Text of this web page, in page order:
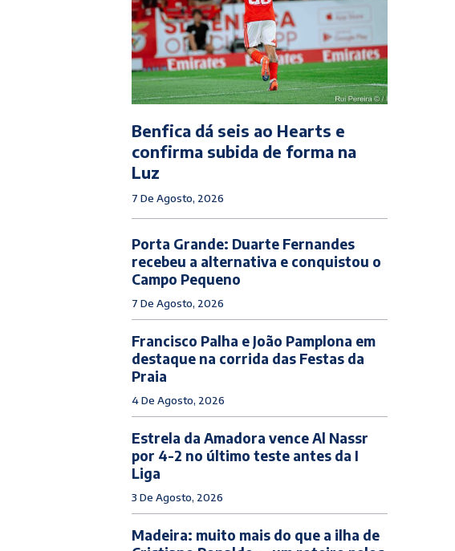
Benfica dá seis ao Hearts e
confirma subida de forma na
Luz
7 De Agosto, 2026
Porta Grande: Duarte Fernandes
recebeu a alternativa e conquistou o
Campo Pequeno
7 De Agosto, 2026
Francisco Palha e João Pamplona em
destaque na corrida das Festas da
Praia
4 De Agosto, 2026
Estrela da Amadora vence Al Nassr
por 4-2 no último teste antes da I
Liga
3 De Agosto, 2026
Madeira: muito mais do que a ilha de